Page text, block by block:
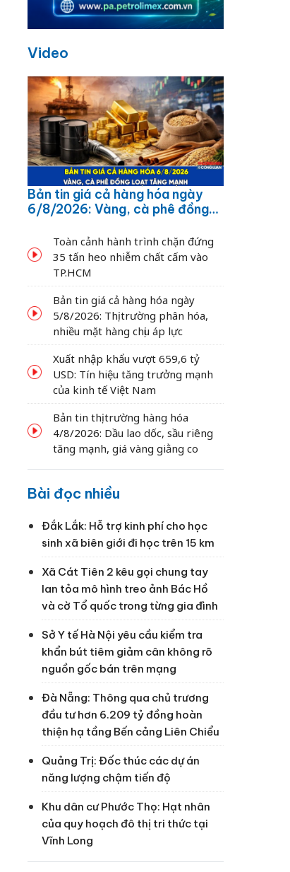
Video
Bản tin giá cả hàng hóa ngày
6/8/2026: Vàng, cà phê đồng
Toàn cảnh hành trình chặn đứng
35 tấn heo nhiễm chất cấm vào
TP.HCM
Bản tin giá cả hàng hóa ngày
5/8/2026: Thị trường phân hóa,
nhiều mặt hàng chịu áp lực
Xuất nhập khẩu vượt 659,6 tỷ
USD: Tín hiệu tăng trưởng mạnh
của kinh tế Việt Nam
Bản tin thị trường hàng hóa
4/8/2026: Dầu lao dốc, sầu riêng
tăng mạnh, giá vàng giằng co
Bài đọc nhiều
Đắk Lắk: Hỗ trợ kinh phí cho học
sinh xã biên giới đi học trên 15 km
Xã Cát Tiên 2 kêu gọi chung tay
lan tỏa mô hình treo ảnh Bác Hồ
và cờ Tổ quốc trong từng gia đình
Sở Y tế Hà Nội yêu cầu kiểm tra
khẩn bút tiêm giảm cân không rõ
nguồn gốc bán trên mạng
Đà Nẵng: Thông qua chủ trương
đầu tư hơn 6.209 tỷ đồng hoàn
thiện hạ tầng Bến cảng Liên Chiểu
Quảng Trị: Đốc thúc các dự án
năng lượng chậm tiến độ
Khu dân cư Phước Thọ: Hạt nhân
của quy hoạch đô thị tri thức tại
Vĩnh Long